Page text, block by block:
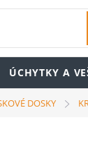
ÚCHYTKY A
DOSKY